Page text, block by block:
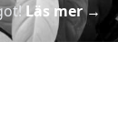
Läs mer→